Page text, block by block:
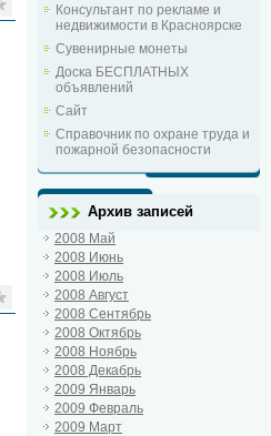
Консультант по рекламе и
недвижимости в Красноярске
Сувенирные монеты
Доска БЕСПЛАТНЫХ
объявлений
Сайт
Справочник по охране труда и
пожарной безопасности
Архив записей
2008 Май
2008 Июнь
2008 Июль
2008 Август
2008 Сентябрь
2008 Октябрь
2008 Ноябрь
2008 Декабрь
2009 Январь
2009 Февраль
2009 Март